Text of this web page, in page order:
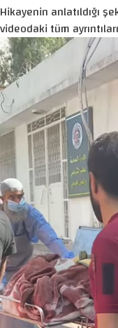
Hikayenin anlatıldığı
videodaki tüm